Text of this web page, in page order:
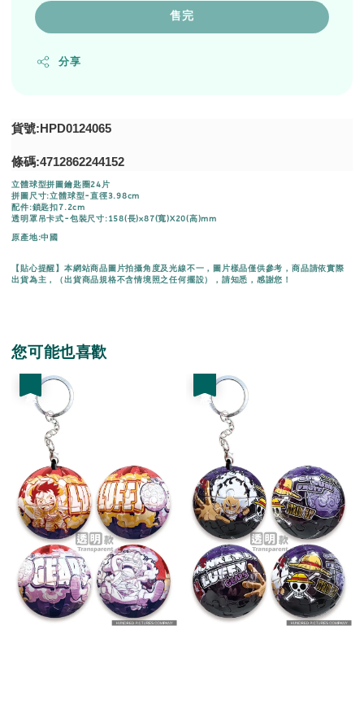
售完
分享
貨號:HPD0124065
條碼:4712862244152
立體球型拼圖鑰匙圈24片
拼圖尺寸:立體球型-直徑3.98cm
配件:鎖匙扣7.2cm
透明罩吊卡式-包裝尺寸:158(長)x87(寬)X20(高)mm
原產地:中國
【貼心提醒】本網站商品圖片拍攝角度及光線不一，圖片樣品僅供參考，商品請依實際
出貨為主，（出貨商品規格不含情境照之任何擺設），請知悉，感謝您！
您可能也喜歡